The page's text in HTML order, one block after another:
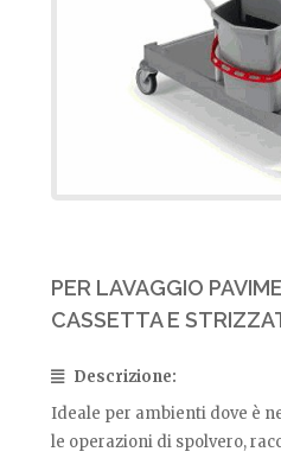
PER LAVAGGIO
CASSETTA E
Descrizione:
Ideale per ambienti dove è
le operazioni di spolvero,